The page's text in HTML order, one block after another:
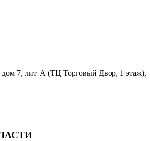
дом 7, лит. А (ТЦ Торговый Двор, 1 этаж),